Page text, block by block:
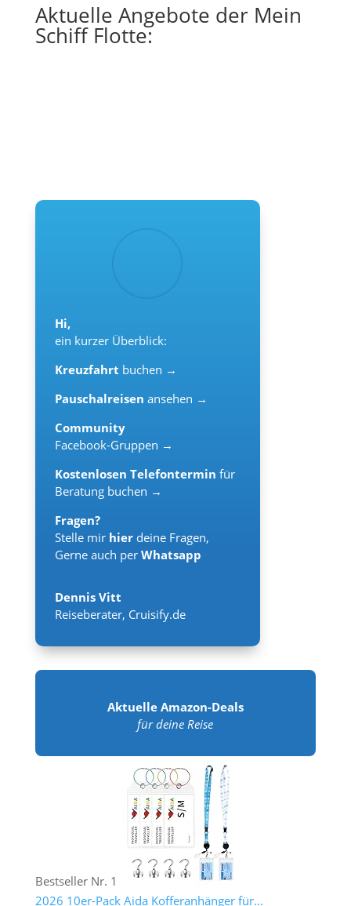
Aktuelle Angebote der Mein
Schiff Flotte:
Hi,
ein kurzer Überblick:
Kreuzfahrt buchen →
Pauschalreisen ansehen →
Community
Facebook-Gruppen →
Kostenlosen Telefontermin für
Beratung buchen →
Fragen?
Stelle mir hier deine Fragen,
Gerne auch per Whatsapp
Dennis Vitt
Reiseberater, Cruisify.de
Aktuelle Amazon-Deals
für deine Reise
Bestseller Nr. 1
2026 10er-Pack Aida Kofferanhänger für...